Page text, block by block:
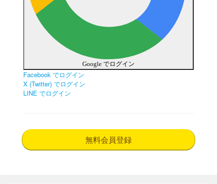
Google でログイン
Facebook でログイン
X (Twitter) でログイン
LINE でログイン
無料会員登録